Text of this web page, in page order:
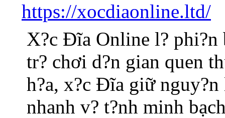
https://xocdiaonline.ltd/
X?c Đĩa Online l? phi?n
tr? chơi d?n gian quen
h?a, x?c Đĩa giữ
nhanh v? t?nh minh